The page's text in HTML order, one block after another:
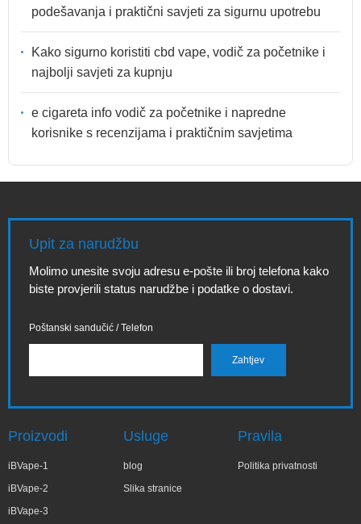
podešavanja i praktični savjeti za sigurnu upotrebu
Kako sigurno koristiti cbd vape, vodič za početnike i
najbolji savjeti za kupnju
e cigareta info vodič za početnike i napredne
korisnike s recenzijama i praktičnim savjetima
Upit za narudžbu
Molimo unesite svoju adresu e-pošte ili broj telefona kako
biste provjerili status narudžbe i podatke o dostavi.
Poštanski sandučić / Telefon
Proizvodi
iBVape-1
iBVape-2
iBVape-3
Usluge
blog
Slika stranice
Pravila
Politika privatnosti